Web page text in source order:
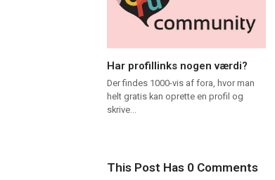
Har profillinks nogen værdi?
Der findes 1000-vis af fora, hvor man
helt gratis kan oprette en profil og
skrive…
This Post Has 0 Comments